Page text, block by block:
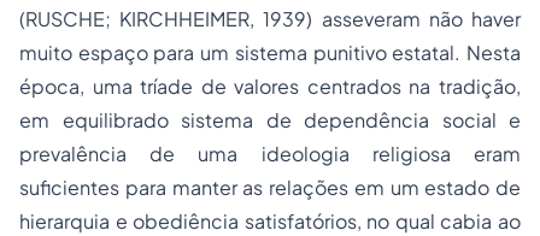
(RUSCHE; KIRCHHEIMER, 1939) asseveram não haver
muito espaço para um sistema punitivo estatal. Nesta
época, uma tríade de valores centrados na tradição,
em equilibrado sistema de dependência social e
prevalência de uma ideologia religiosa eram
suficientes para manter as relações em um estado de
hierarquia e obediência satisfatórios, no qual cabia ao